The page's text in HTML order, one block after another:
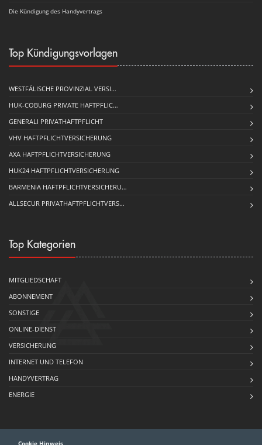
Die Kündigung des Handyvertrags
Top Kündigungsvorlagen
WESTFÄLISCHE PROVINZIAL VERSI…
HUK-COBURG PRIVATE HAFT­PFLIC…
GENERALI PRIVATHAFTPFLICHT
VHV HAFTPFLICHTVERSICHERUNG
AXA HAFTPFLICHTVERSICHERUNG
HUK24 HAFTPFLICHTVERSICHERUNG
BARMENIA HAFTPFLICHTVERSICHERU…
ALLSECUR PRIVATHAFTPFLICHTVERS…
Top Kategorien
MITGLIEDSCHAFT
ABONNEMENT
SONSTIGE
ONLINE-DIENST
VERSICHERUNG
INTERNET UND TELEFON
HANDYVERTRAG
ENERGIE